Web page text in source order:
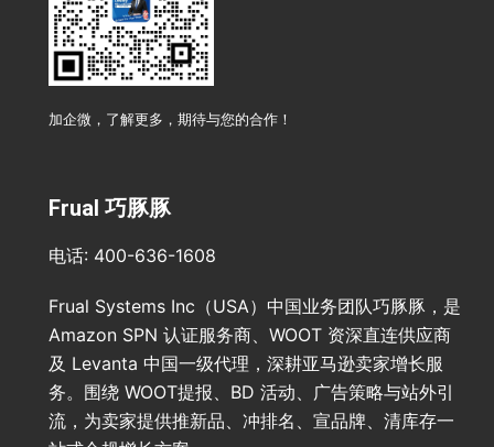
加企微，了解更多，期待与您的合作！
Frual 巧豚豚
电话: 400-636-1608
Frual Systems Inc（USA）中国业务团队巧豚豚，是
Amazon SPN 认证服务商、WOOT 资深直连供应商
及 Levanta 中国一级代理，深耕亚马逊卖家增长服
务。围绕 WOOT提报、BD 活动、广告策略与站外引
流，为卖家提供推新品、冲排名、宣品牌、清库存一